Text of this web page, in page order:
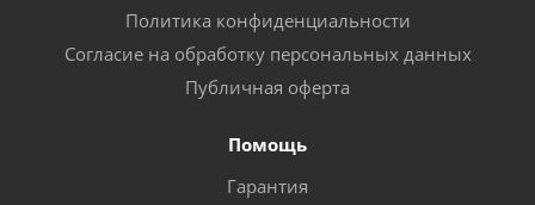
Политика конфиденциальности
Согласие на обработку персональных данных
Публичная оферта
Помощь
Гарантия